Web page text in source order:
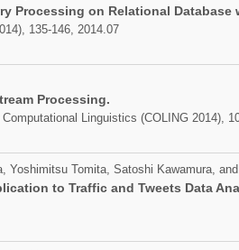
Processing on Relational Database
135-146, 2014.07
Processing.
Linguistics (COLING 2014),
Yoshimitsu Tomita, Satoshi Kawamura,
to Traffic and Tweets Data